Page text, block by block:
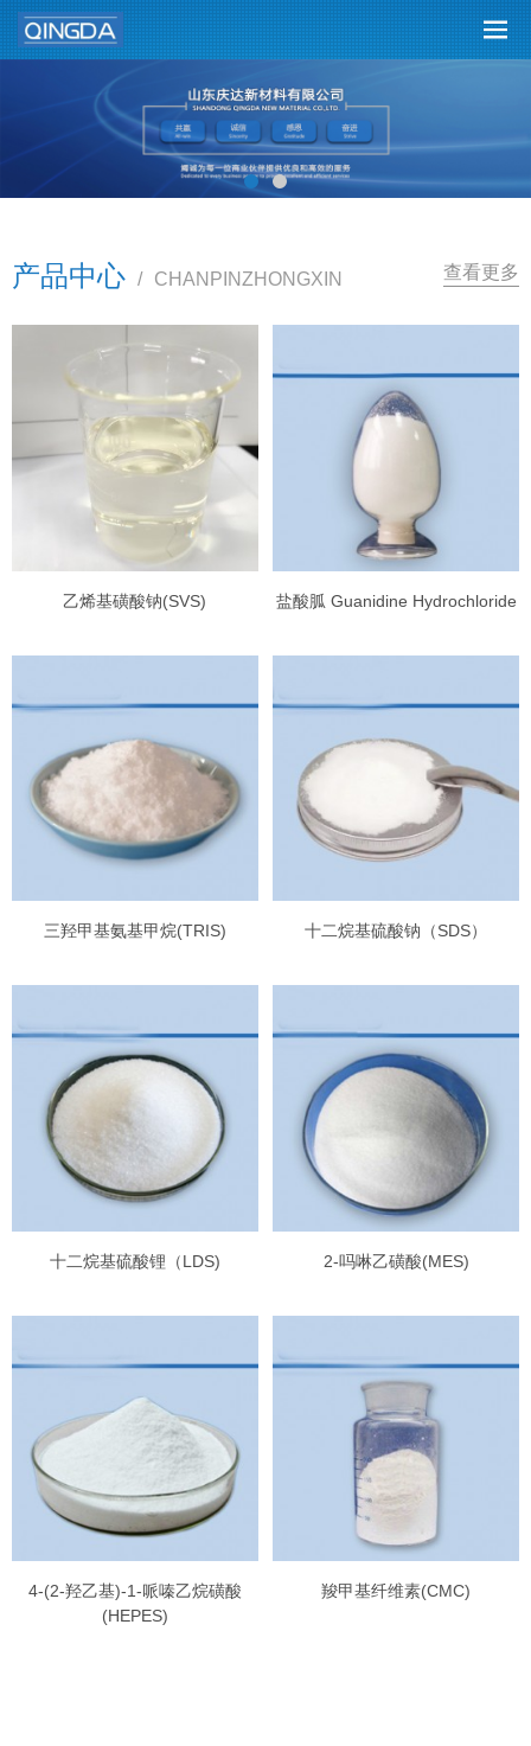
产品中心 / CHANPINZHONGXIN 查看更多
乙烯基磺酸钠(SVS) 盐酸胍 Guanidine Hydrochloride
三羟甲基氨基甲烷(TRIS) 十二烷基硫酸钠（SDS）
十二烷基硫酸锂（LDS) 2-吗啉乙磺酸(MES)
4-(2-羟乙基)-1-哌嗪乙烷磺酸
(HEPES)
羧甲基纤维素(CMC)